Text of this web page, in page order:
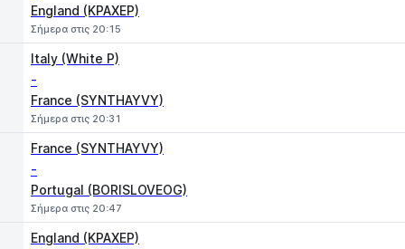
England (KPAXEP)
Σήμερα στις 20:15
Italy (White P)
-
France (SYNTHAYVY)
Σήμερα στις 20:31
France (SYNTHAYVY)
-
Portugal (BORISLOVEOG)
Σήμερα στις 20:47
England (KPAXEP)